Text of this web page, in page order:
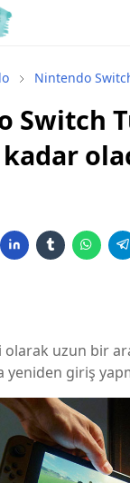
Nintendo
Switch
uzun bir
yeniden giriş